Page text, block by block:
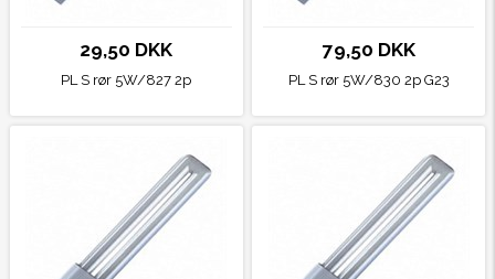
29,50 DKK
PL S rør 5W/827 2p
79,50 DKK
PL S rør 5W/830 2p G23